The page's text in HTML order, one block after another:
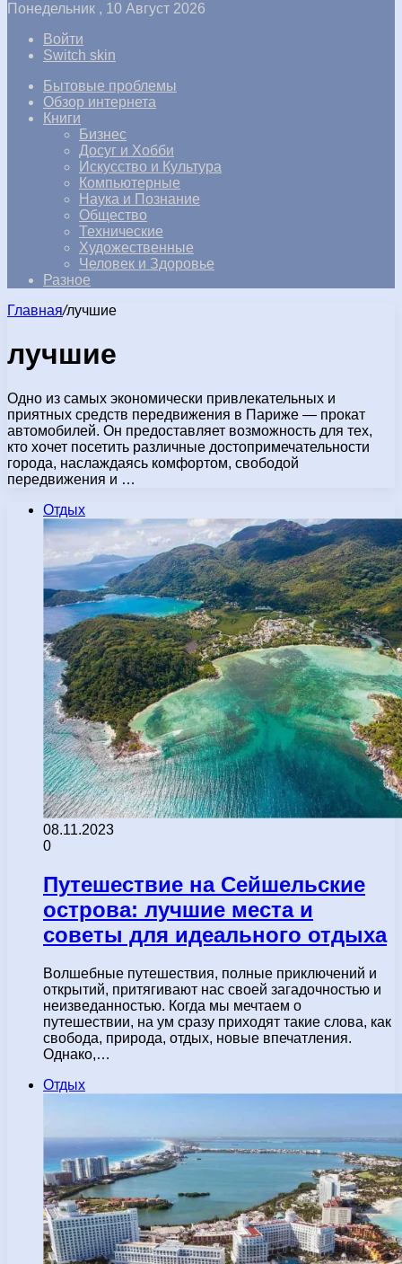
Понедельник , 10 Август 2026
Войти
Switch skin
Бытовые проблемы
Обзор интернета
Книги
Бизнес
Досуг и Хобби
Искусство и Культура
Компьютерные
Наука и Познание
Общество
Технические
Художественные
Человек и Здоровье
Разное
Главная/лучшие
лучшие
Одно из самых экономически привлекательных и
приятных средств передвижения в Париже — прокат
автомобилей. Он предоставляет возможность для тех,
кто хочет посетить различные достопримечательности
города, наслаждаясь комфортом, свободой
передвижения и …
Отдых
08.11.2023
0
Путешествие на Сейшельские
острова: лучшие места и
советы для идеального отдыха
Волшебные путешествия, полные приключений и
открытий, притягивают нас своей загадочностью и
неизведанностью. Когда мы мечтаем о
путешествии, на ум сразу приходят такие слова, как
свобода, природа, отдых, новые впечатления.
Однако,…
Отдых